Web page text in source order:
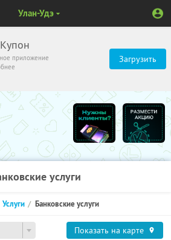
приложение
Загрузить
Улан-Удэ
услуги
Услуги Банковские услуги
Показать на карте